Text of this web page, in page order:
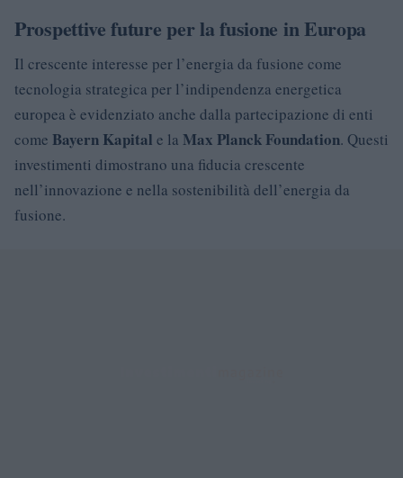
Prospettive future per la fusione in Europa
Il crescente interesse per l’energia da fusione come
tecnologia strategica per l’indipendenza energetica
europea è evidenziato anche dalla partecipazione di enti
come Bayern Kapital e la Max Planck Foundation. Questi
investimenti dimostrano una fiducia crescente
nell’innovazione e nella sostenibilità dell’energia da
fusione.